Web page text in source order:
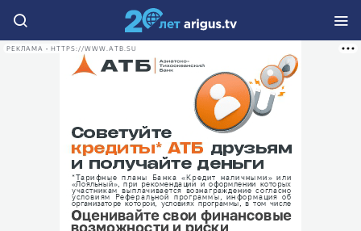
РЕКЛАМА • HTTPS://WWW.ATB.SU